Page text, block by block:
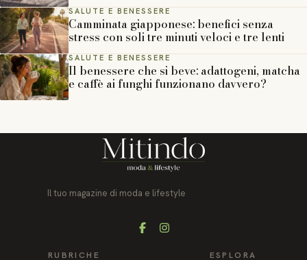
SALUTE E BENESSERE
Camminata giapponese: benefici senza
stress con soli tre minuti veloci e tre lenti
SALUTE E BENESSERE
Il benessere che si beve: adattogeni, matcha
e caffè ai funghi funzionano davvero?
Il tuo magazine di moda e lifestyle
FacebookInstagram
RUBRICHE ESPLORA